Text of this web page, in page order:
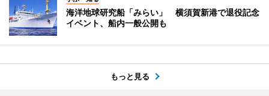
海洋地球研究船「みらい」 横須賀新港で退役記念
イベント、船内一般公開も
もっと見る